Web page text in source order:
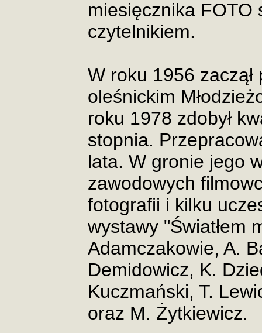
miesięcznika FOTO
czytelnikiem.
W roku 1956
oleśnickim
roku 1978 zdobył
stopnia.
lata. W gronie jego
zawodowych
fotografii i kilku
wystawy "Światłem
Adamczakowie, A.
Demidowicz, K.
Kuczmański, T.
oraz M. Żytkiewicz.